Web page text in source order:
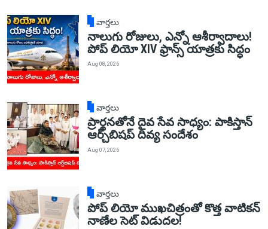
వార్తలు
నాలుగు రోజులు, ఎన్నో ఆశీర్వాదాలు!
పోప్ లియో XIV ఫ్రాన్స్ యాత్రకు సిద్ధం
Aug 08, 2026
వార్తలు
ప్రార్థనతోనే దైవ సేవ సాధ్యం: పాకిస్తాన్‌
ఆర్చ్‌బిషప్ దివ్య సందేశం
Aug 07, 2026
వార్తలు
పోప్ లియో ముఖచిత్రంతో కొత్త వాటికన్
నాణేల సెట్ విడుదల!